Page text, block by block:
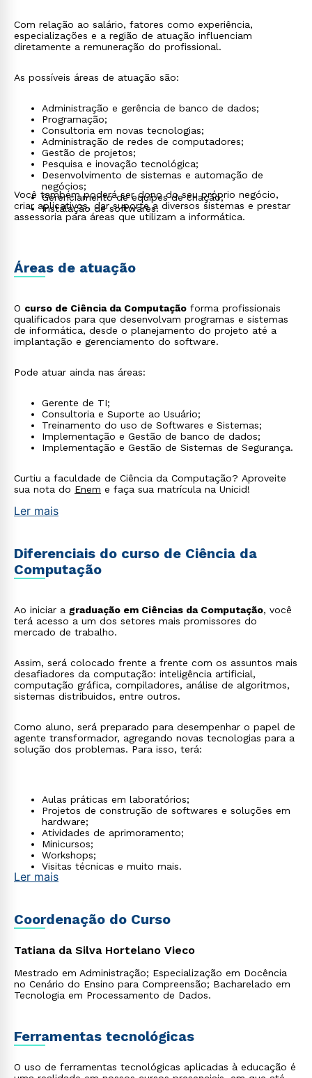
Com relação ao salário, fatores como experiência,
especializações e a região de atuação influenciam
diretamente a remuneração do profissional.
As possíveis áreas de atuação são:
Administração e gerência de banco de dados;
Programação;
Consultoria em novas tecnologias;
Administração de redes de computadores;
Gestão de projetos;
Pesquisa e inovação tecnológica;
Desenvolvimento de sistemas e automação de
negócios;
Gerenciamento de equipes de criação;
Instalação de softwares.
Você também poderá ser dono do seu próprio negócio,
criar aplicativos, dar suporte a diversos sistemas e prestar
assessoria para áreas que utilizam a informática.
Áreas de atuação
O curso de Ciência da Computação forma profissionais
qualificados para que desenvolvam programas e sistemas
de informática, desde o planejamento do projeto até a
implantação e gerenciamento do software.
Pode atuar ainda nas áreas:
Gerente de TI;
Consultoria e Suporte ao Usuário;
Treinamento do uso de Softwares e Sistemas;
Implementação e Gestão de banco de dados;
Implementação e Gestão de Sistemas de Segurança.
Curtiu a faculdade de Ciência da Computação? Aproveite
sua nota do Enem e faça sua matrícula na Unicid!
Ler mais
Diferenciais do curso de Ciência da
Computação
Ao iniciar a graduação em Ciências da Computação, você
terá acesso a um dos setores mais promissores do
mercado de trabalho.
Assim, será colocado frente a frente com os assuntos mais
desafiadores da computação: inteligência artificial,
computação gráfica, compiladores, análise de algoritmos,
sistemas distribuidos, entre outros.
Como aluno, será preparado para desempenhar o papel de
agente transformador, agregando novas tecnologias para a
solução dos problemas. Para isso, terá:
Aulas práticas em laboratórios;
Projetos de construção de softwares e soluções em
hardware;
Atividades de aprimoramento;
Minicursos;
Workshops;
Visitas técnicas e muito mais.
Ler mais
Coordenação do Curso
Tatiana da Silva Hortelano Vieco
Mestrado em Administração; Especialização em Docência
no Cenário do Ensino para Compreensão; Bacharelado em
Tecnologia em Processamento de Dados.
Ferramentas tecnológicas
O uso de ferramentas tecnológicas aplicadas à educação é